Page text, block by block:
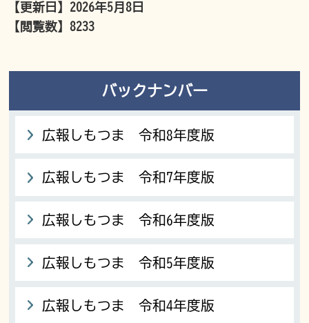
【更新日】 2026年5月8日
【閲覧数】 8233
バックナンバー
広報しもつま 令和8年度版
広報しもつま 令和7年度版
広報しもつま 令和6年度版
広報しもつま 令和5年度版
広報しもつま 令和4年度版